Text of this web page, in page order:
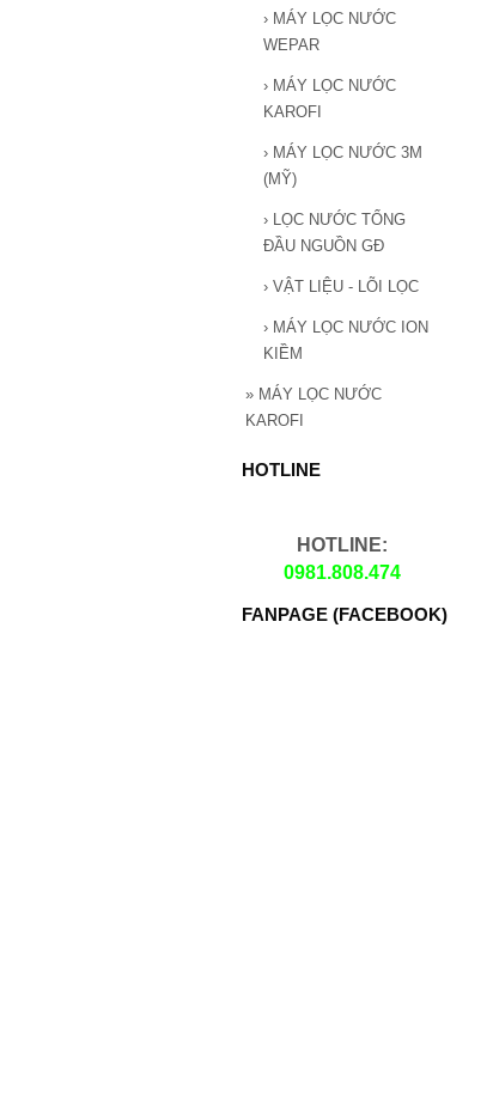
› MÁY LỌC NƯỚC
WEPAR
› MÁY LỌC NƯỚC
KAROFI
› MÁY LỌC NƯỚC 3M
(MỸ)
› LỌC NƯỚC TỔNG
ĐẦU NGUỒN GĐ
› VẬT LIỆU - LÕI LỌC
› MÁY LỌC NƯỚC ION
KIỀM
» MÁY LỌC NƯỚC
KAROFI
HOTLINE
HOTLINE:
0981.808.474
FANPAGE (FACEBOOK)